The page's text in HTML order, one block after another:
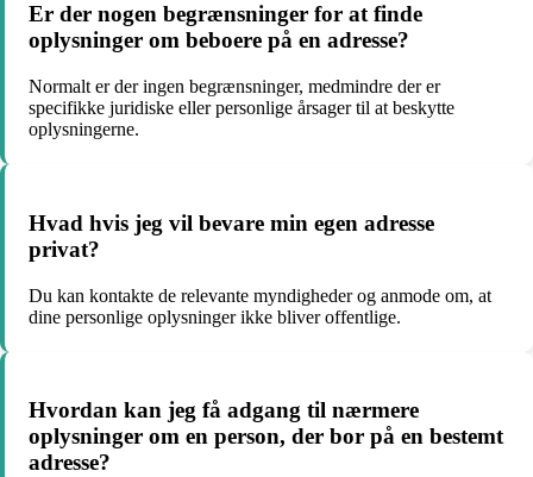
Er der nogen begrænsninger for at finde
oplysninger om beboere på en adresse?
Normalt er der ingen begrænsninger, medmindre der er
specifikke juridiske eller personlige årsager til at beskytte
oplysningerne.
Hvad hvis jeg vil bevare min egen adresse
privat?
Du kan kontakte de relevante myndigheder og anmode om, at
dine personlige oplysninger ikke bliver offentlige.
Hvordan kan jeg få adgang til nærmere
oplysninger om en person, der bor på en bestemt
adresse?